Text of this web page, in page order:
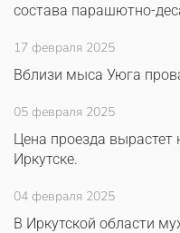
состава парашютно-
17 февраля 2025
Вблизи мыса Уюга
05 февраля 2025
Цена проезда
Иркутске.
04 февраля 2025
В Иркутской области